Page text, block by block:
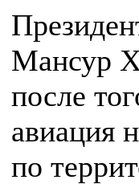
Мансур
после
авиация
по